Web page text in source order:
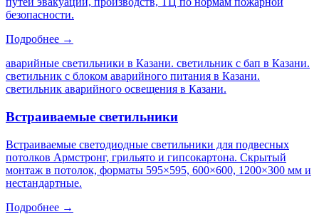
безопасности.
Подробнее →
аварийные светильники в Казани. светильник с бап в Казани.
светильник с блоком аварийного питания в Казани.
светильник аварийного освещения в Казани.
Встраиваемые светильники
Встраиваемые светодиодные светильники для подвесных
потолков Армстронг, грильято и гипсокартона. Скрытый
монтаж в потолок, форматы 595×595, 600×600, 1200×300 мм и
нестандартные.
Подробнее →